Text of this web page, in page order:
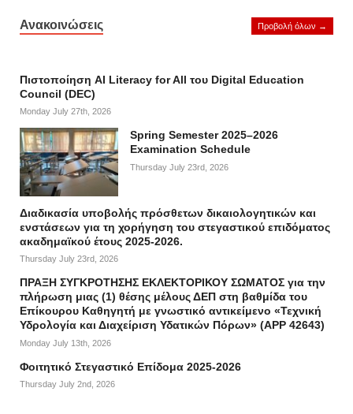
Ανακοινώσεις Προβολή όλων →
Πιστοποίηση AI Literacy for All του Digital Education
Council (DEC)
Monday July 27th, 2026
Spring Semester 2025–2026
Examination Schedule
Thursday July 23rd, 2026
Διαδικασία υποβολής πρόσθετων δικαιολογητικών και
ενστάσεων για τη χορήγηση του στεγαστικού επιδόματος
ακαδημαϊκού έτους 2025-2026.
Thursday July 23rd, 2026
ΠΡΑΞΗ ΣΥΓΚΡΟΤΗΣΗΣ ΕΚΛΕΚΤΟΡΙΚΟΥ ΣΩΜΑΤΟΣ για την
πλήρωση μιας (1) θέσης μέλους ΔΕΠ στη βαθμίδα του
Επίκουρου Καθηγητή με γνωστικό αντικείμενο «Τεχνική
Υδρολογία και Διαχείριση Υδατικών Πόρων» (APP 42643)
Monday July 13th, 2026
Φοιτητικό Στεγαστικό Επίδομα 2025-2026
Thursday July 2nd, 2026